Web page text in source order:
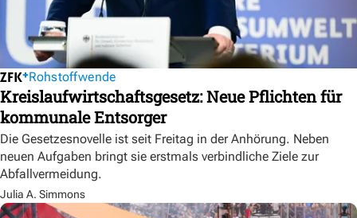
Rohstoffwende
Kreislaufwirtschaftsgesetz: Neue Pflichten für
kommunale Entsorger
Die Gesetzesnovelle ist seit Freitag in der Anhörung. Neben
neuen Aufgaben bringt sie erstmals verbindliche Ziele zur
Abfallvermeidung.
Julia A. Simmons